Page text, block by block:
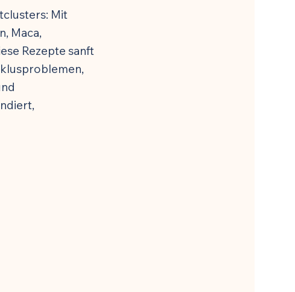
Mit
Maca,
Rezepte sanft